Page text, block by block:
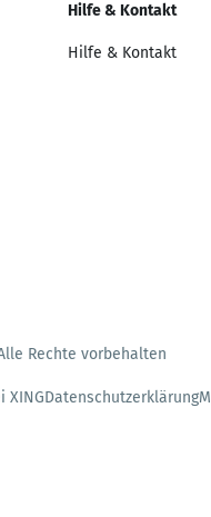
Hilfe & Kontakt
Hilfe & Kontakt
Rechte vorbehalten
XINGDatenschutzerklärung